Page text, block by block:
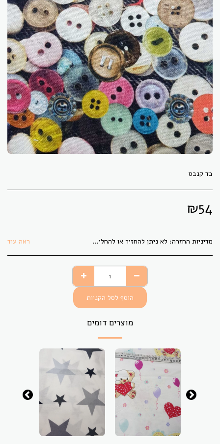
בד קנבס
₪54
מדיניות החזרה: לא ניתן להחזיר או להחליף בדים אשר גוזרו לפי הזמנת הלקוח. בתקופת משבר הקורונה לא ניתן להחזיר או להחליף פריט כלשהו. ראה עוד
הוסף לסל הקניות
מוצרים דומים